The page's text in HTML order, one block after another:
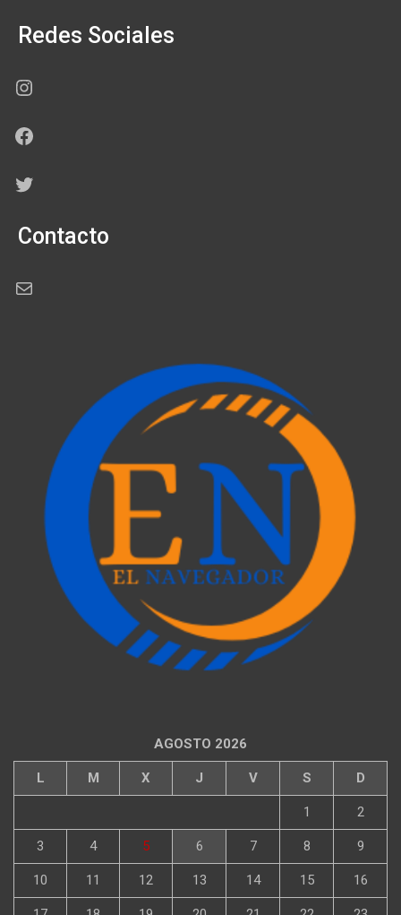
Redes Sociales
Instagram
Facebook
Twitter
Contacto
Correo electrónico
AGOSTO 2026
L M X J V S D
1 2
3 4 5 6 7 8 9
10 11 12 13 14 15 16